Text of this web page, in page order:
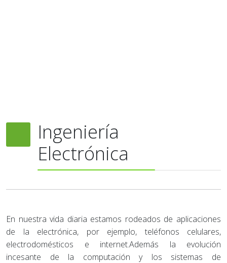
Ingeniería
Electrónica
En nuestra vida diaria estamos rodeados de aplicaciones
de la electrónica, por ejemplo, teléfonos celulares,
electrodomésticos e internet.Además la evolución
incesante de la computación y los sistemas de